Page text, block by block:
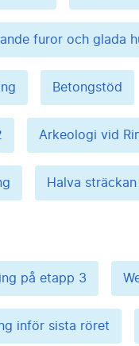
furor och glada
Betongstöd
Arkeologi vid
Halva
på etapp 3
inför sista röret